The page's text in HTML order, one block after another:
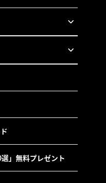
」無料プレゼント